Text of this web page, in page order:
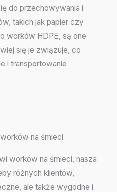
do przechowywania i
takich jak papier czy
worków HDPE, są one
się je związuje, co
i transportowanie
na śmieci
worków na śmieci, nasza
różnych klientów,
ale także wygodne i